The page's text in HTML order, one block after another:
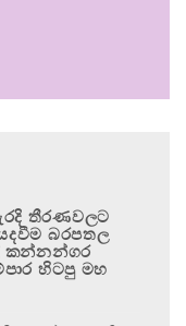
තීරණවලට
බරපතල
කන්නන්ගර
හිටපු මහ